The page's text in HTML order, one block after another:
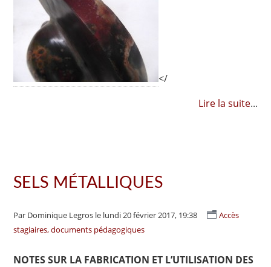
</
Lire la suite...
SELS MÉTALLIQUES
Par Dominique Legros le lundi 20 février 2017, 19:38
Accès
stagiaires, documents pédagogiques
NOTES SUR LA FABRICATION ET L’UTILISATION DES